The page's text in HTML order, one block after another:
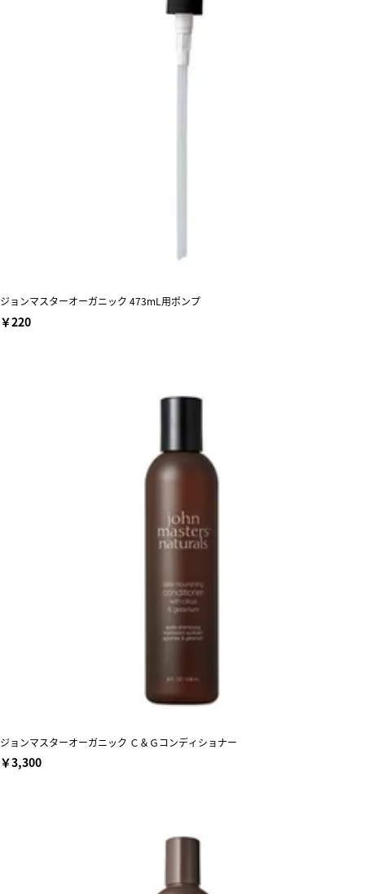
ジョンマスターオーガニック 473mL用ポンプ
￥220
ジョンマスターオーガニック Ｃ＆Ｇコンディショナー
￥3,300